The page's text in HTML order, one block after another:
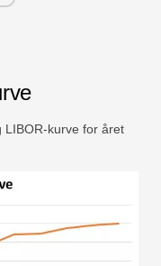
LIBOR-kurve for året